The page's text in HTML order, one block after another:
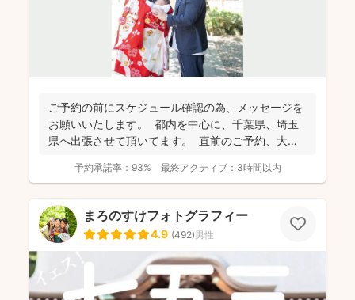
ご予約の前にスケジュール確認の為、 メッセージを
お願いいたします。 都内を中心に、千葉県、埼玉
県へ出張させて頂いてます。 直前のご予約、大歓
予約承諾率： 93% 最終アクティブ： 3時間以内
まろのすけフォトグラフィー
4.9 (492)男性